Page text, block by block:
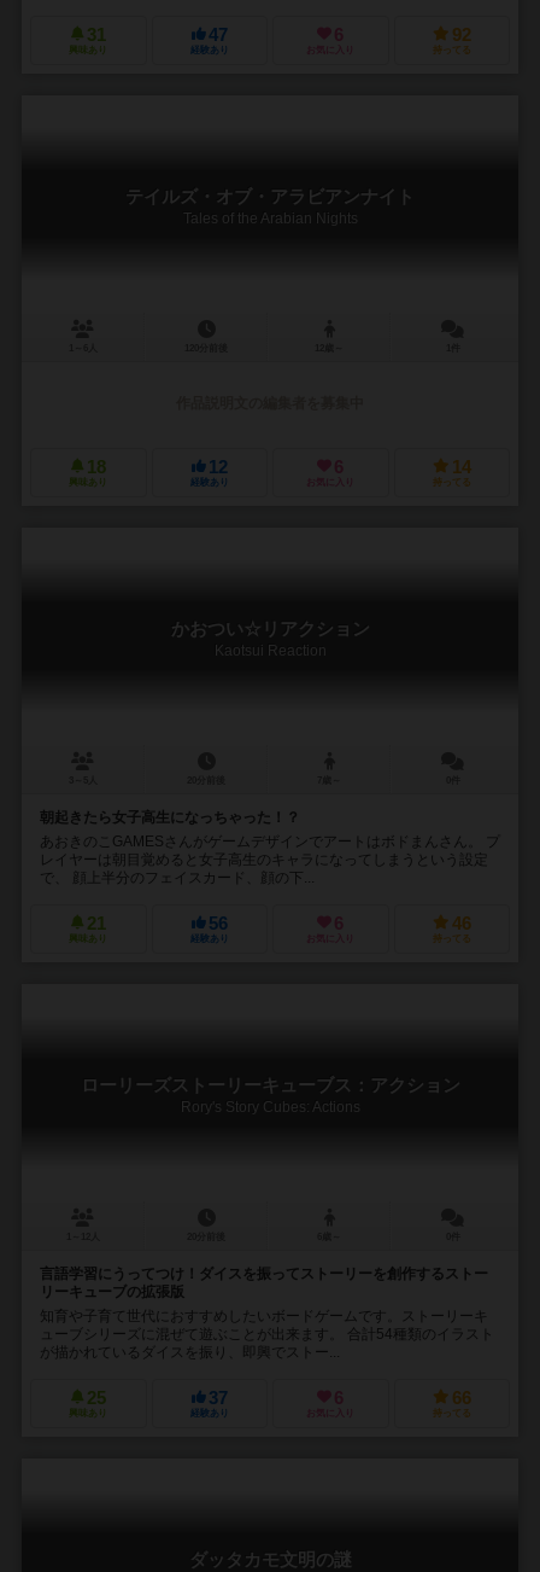
31
興味あり
47
経験あり
6
お気に入り
92
持ってる
テイルズ・オブ・アラビアンナイト
Tales of the Arabian Nights
18
興味あり
12
経験あり
6
お気に入り
14
持ってる
かおつい☆リアクション
Kaotsui Reaction
朝起きたら女子高生になっちゃった！？
あおきのこGAMESさんがゲームデザインでアートはボドまんさん。 プ
レイヤーは朝目覚めると女子高生のキャラになってしまうという設定
で、 顔上半分のフェイスカード、顔の下...
21
興味あり
56
経験あり
6
お気に入り
46
持ってる
ローリーズストーリーキューブス：アクション
Rory's Story Cubes: Actions
言語学習にうってつけ！ダイスを振ってストーリーを創作するストー
リーキューブの拡張版
知育や子育て世代におすすめしたいボードゲームです。ストーリーキ
ューブシリーズに混ぜて遊ぶことが出来ます。 合計54種類のイラスト
が描かれているダイスを振り、即興でストー...
25
興味あり
37
経験あり
6
お気に入り
66
持ってる
ダッタカモ文明の謎